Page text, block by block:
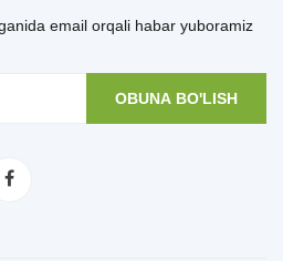
email orqali habar yuboramiz
OBUNA BO'LISH